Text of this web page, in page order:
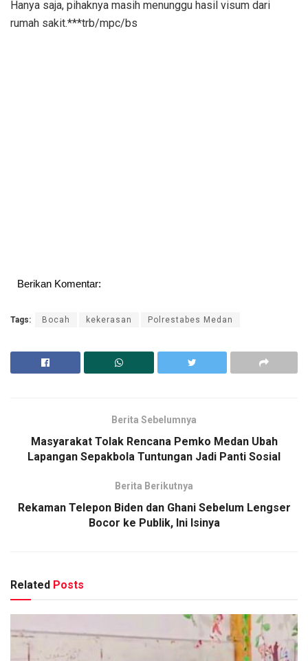
Hanya saja, pihaknya masih menunggu hasil visum dari
rumah sakit.***trb/mpc/bs
Berikan Komentar:
Tags: Bocah kekerasan Polrestabes Medan
Berita Sebelumnya
Masyarakat Tolak Rencana Pemko Medan Ubah
Lapangan Sepakbola Tuntungan Jadi Panti Sosial
Berita Berikutnya
Rekaman Telepon Biden dan Ghani Sebelum Lengser
Bocor ke Publik, Ini Isinya
Related Posts